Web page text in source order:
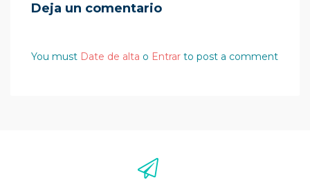
Deja un comentario
You must Date de alta o Entrar to post a comment